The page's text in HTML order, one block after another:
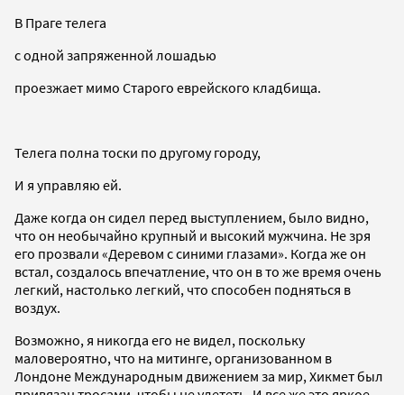
В Праге телега
с одной запряженной лошадью
проезжает мимо Старого еврейского кладбища.
Телега полна тоски по другому городу,
И я управляю ей.
Даже когда он сидел перед выступлением, было видно,
что он необычайно крупный и высокий мужчина. Не зря
его прозвали «Деревом с синими глазами». Когда же он
встал, создалось впечатление, что он в то же время очень
легкий, настолько легкий, что способен подняться в
воздух.
Возможно, я никогда его не видел, поскольку
маловероятно, что на митинге, организованном в
Лондоне Международным движением за мир, Хикмет был